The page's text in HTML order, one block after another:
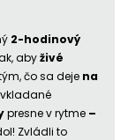
2-hodinový
abyživé
čo sa deje na
presne v rytme –
Zvládli to